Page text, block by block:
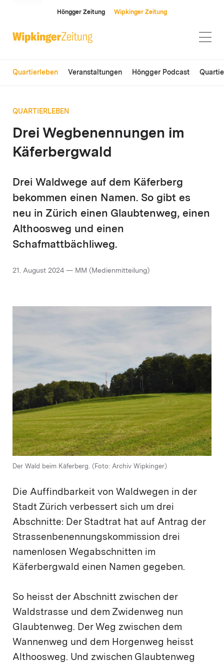
Höngger Zeitung Wipkinger Zeitung
Quartierleben Veranstaltungen Höngger Podcast
QUARTIERLEBEN
Drei Wegbenennungen im
Käferbergwald
Drei Waldwege auf dem Käferberg
bekommen einen Namen. So gibt es
neu in Zürich einen Glaubtenweg, einen
Althoosweg und einen
Schafmattbächliweg.
21. August 2024 — MM (Medienmitteilung)
Der Wald beim Käferberg. (Foto: Archiv Wipkinger)
Die Auffindbarkeit von Waldwegen in der
Stadt Zürich verbessert sich um drei
Abschnitte: Der Stadtrat hat auf Antrag der
Strassenbenennungskommission drei
namenlosen Wegabschnitten im
Käferbergwald einen Namen gegeben.
So heisst der Abschnitt zwischen der
Waldstrasse und dem Zwidenweg nun
Glaubtenweg. Der Weg zwischen dem
Wannenweg und dem Horgenweg heisst
Althoosweg. Und zwischen Glaubtenweg